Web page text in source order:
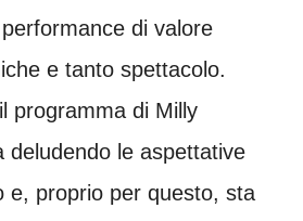
di valore
e tanto spettacolo.
programma di Milly
deludendo le aspettative
e, proprio per questo, sta